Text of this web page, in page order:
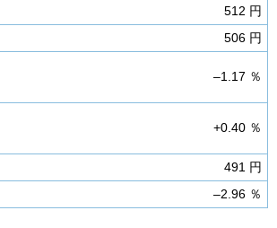
512 円
506 円
–1.17 ％
+0.40 ％
491 円
–2.96 ％